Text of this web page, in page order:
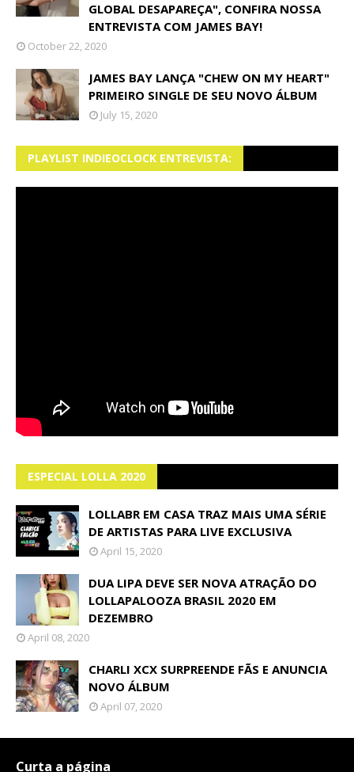
GLOBAL DESAPAREÇA", CONFIRA NOSSA
ENTREVISTA COM JAMES BAY!
October 22, 2020
JAMES BAY LANÇA "CHEW ON MY HEART"
PRIMEIRO SINGLE DE SEU NOVO ÁLBUM
July 15, 2020
PLAYLIST INDIEOCLOCK ENTREVISTA:
ESPECIAL LOLLA 2020
LOLLABR EM CASA TRAZ MAIS UMA SÉRIE
DE ARTISTAS PARA LIVE EXCLUSIVA
April 15, 2020
DUA LIPA DEVE SER NOVA ATRAÇÃO DO
LOLLAPALOOZA BRASIL 2020 EM
DEZEMBRO
April 08, 2020
CHARLI XCX SURPREENDE FÃS E ANUNCIA
NOVO ÁLBUM
April 07, 2020
Curta a página